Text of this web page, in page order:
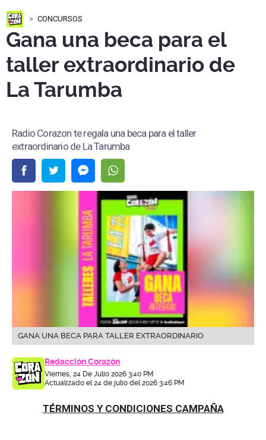
CONCURSOS
Gana una beca para el
taller extraordinario de
La Tarumba
Radio Corazon te regala una beca para el taller
extraordinario de La Tarumba
GANA UNA BECA PARA TALLER EXTRAORDINARIO
Redacción Corazón
Viernes, 24 De Julio 2026 3:40 PM
Actualizado el 24 de julio del 2026 3:46 PM
TÉRMINOS Y CONDICIONES CAMPAÑA